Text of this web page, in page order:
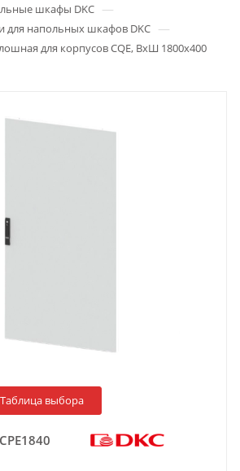
шкафы DKC —
для напольных шкафов DKC —
для корпусов CQE, ВхШ 1800х400
Таблица выбора